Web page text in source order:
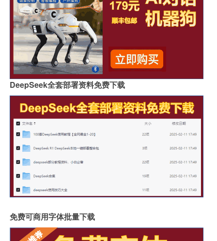
DeepSeek全套部署资料免费下载
免费可商用字体批量下载